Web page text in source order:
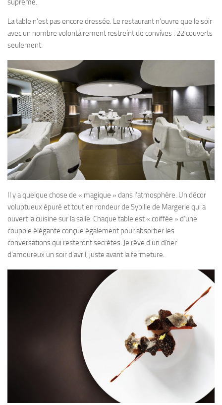
suprême.
La table n’est pas encore dressée. Le restaurant n’ouvre que le soir
avec un nombre volontairement restreint de convives : 22 couverts
seulement.
Il y a quelque chose de « magique » dans l’atmosphère. Un décor
voluptueux épuré et tout en rondeur de Sybille de Margerie qui a
ouvert la cuisine sur la salle. Chaque table est « coiffée » d’une
coupole élégante conçue également pour absorber les
conversations qui resteront secrètes. Je rêve d’un dîner
d’amoureux un soir d’avril, juste avant la fermeture.